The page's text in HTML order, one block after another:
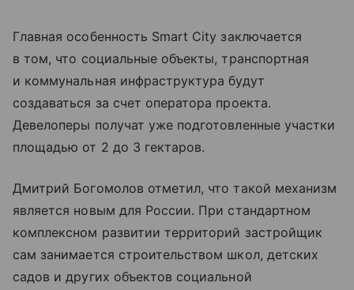
Главная особенность Smart City заключается
в том, что социальные объекты, транспортная
и коммунальная инфраструктура будут
создаваться за счет оператора проекта.
Девелоперы получат уже подготовленные участки
площадью от 2 до 3 гектаров.
Дмитрий Богомолов отметил, что такой механизм
является новым для России. При стандартном
комплексном развитии территорий застройщик
сам занимается строительством школ, детских
садов и других объектов социальной